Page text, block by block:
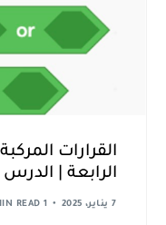
القرارات
الرابعة |
7 يناير، 2025 1 MIN READ